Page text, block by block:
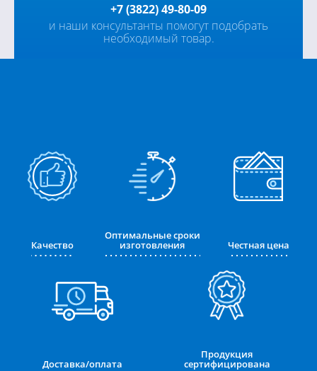
+7 (3822) 49-80-09
и наши консультанты помогут подобрать
необходимый товар.
Качество
Оптимальные сроки
изготовления Честная цена
Доставка/оплата
Продукция
сертифицирована